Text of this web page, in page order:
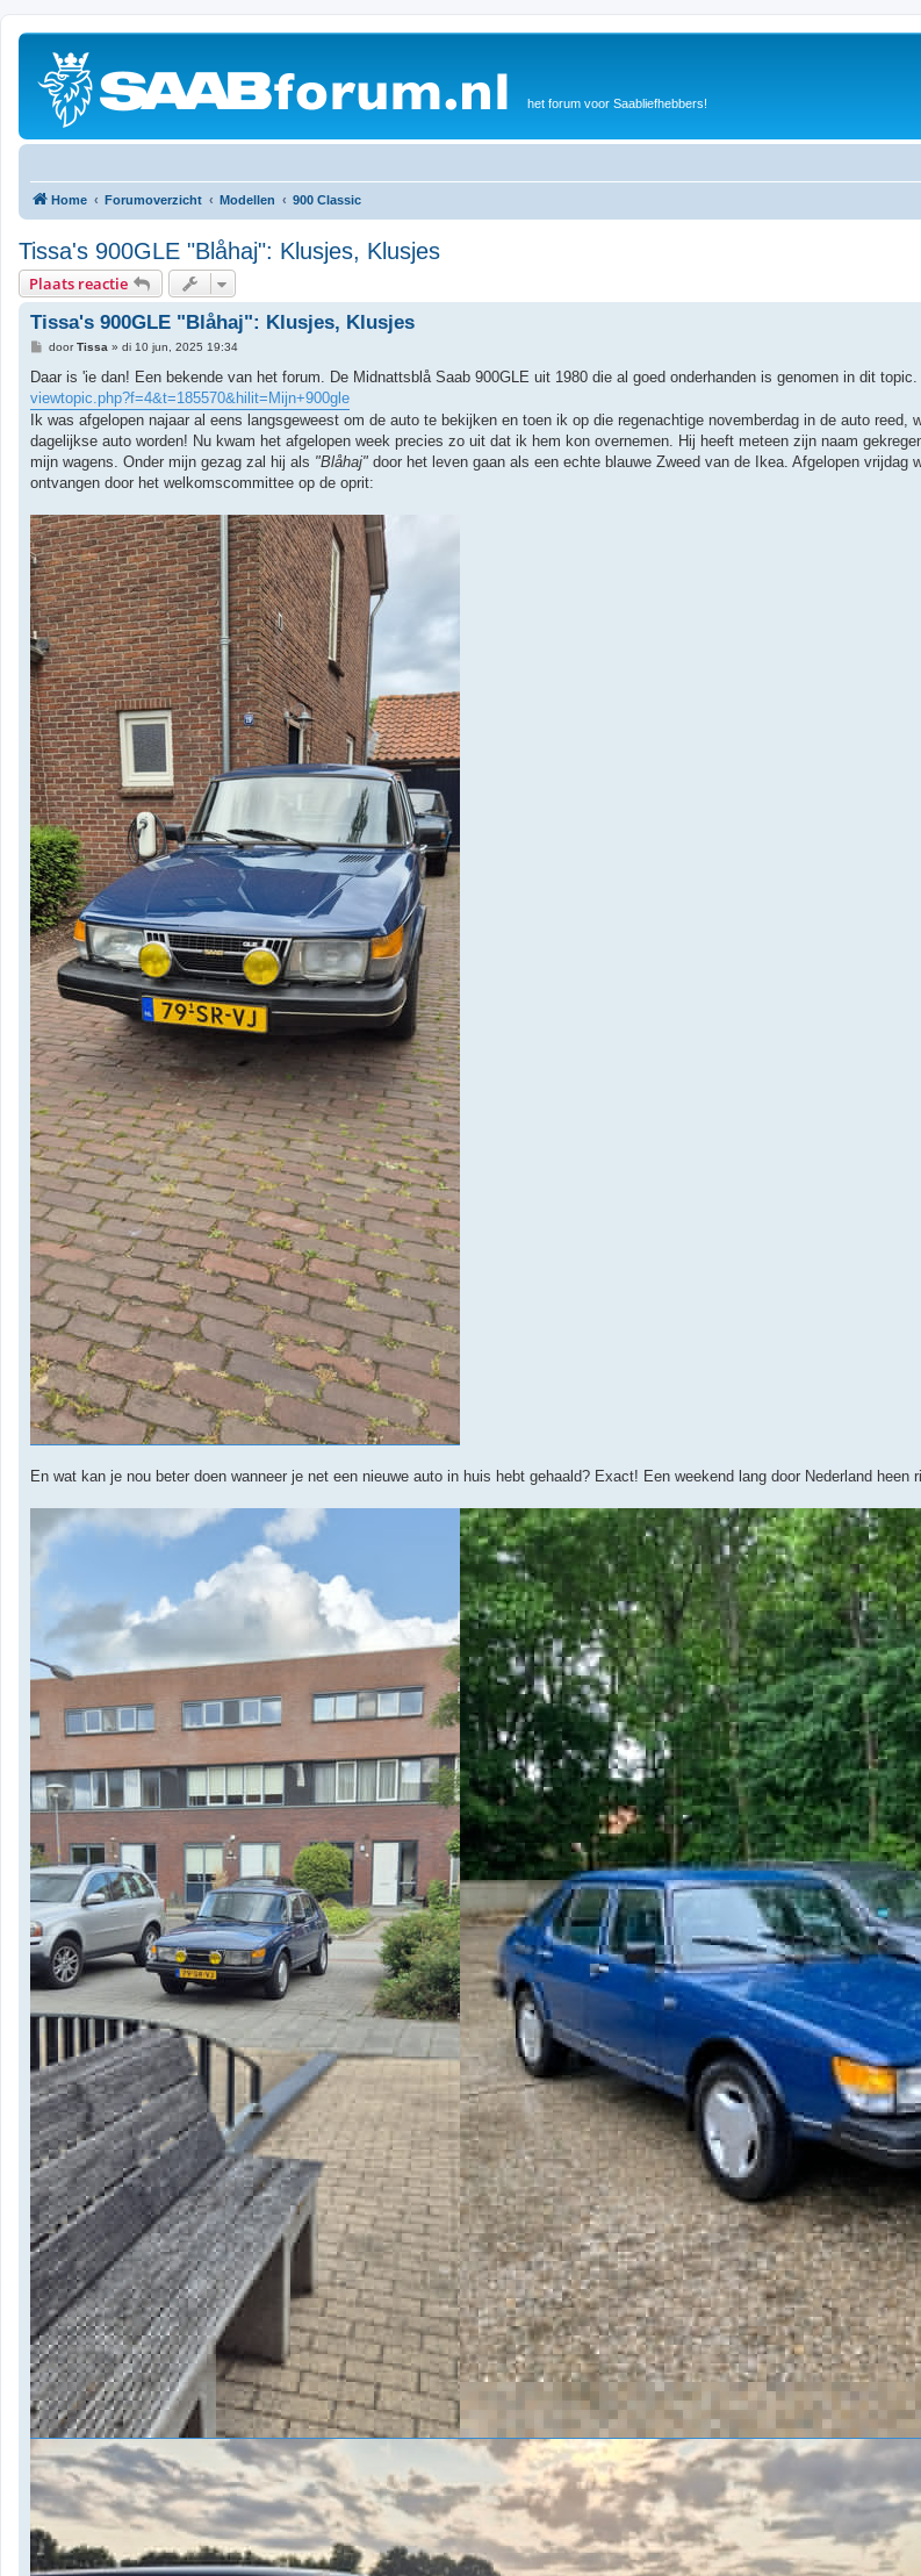
het forum voor Saabliefhebbers!
Home Forumoverzicht Modellen 900 Classic
Tissa's 900GLE "Blåhaj": Klusjes, Klusjes
Plaats reactie
Tissa's 900GLE "Blåhaj": Klusjes, Klusjes
B
r
c
h
doorTissa » di 10 jun, 2025 19:34
Daar is 'ie dan! Een bekende van het forum. De Midnattsblå Saab 900GLE uit 1980 die al goed onderhanden is genomen in dit topic.
viewtopic.php?f=4&t=185570&hilit=Mijn+900gle
Ik was afgelopen najaar al eens langsgeweest om de auto te bekijken en toen ik op die regenachtige novemberdag in de auto
dagelijkse auto worden! Nu kwam het afgelopen week precies zo uit dat ik hem kon overnemen. Hij heeft meteen zijn naam
mijn wagens. Onder mijn gezag zal hij als "Blåhaj" door het leven gaan als een echte blauwe Zweed van de Ikea. Afgelopen vrijdag
ontvangen door het welkomscommittee op de oprit:
En wat kan je nou beter doen wanneer je net een nieuwe auto in huis hebt gehaald? Exact! Een weekend lang door Nederland heen